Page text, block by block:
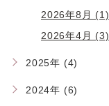
2026年8月 (1)
2026年4月 (3)
2025年 (4)
2024年 (6)